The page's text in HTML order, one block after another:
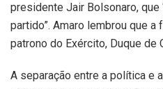
presidente Jair Bolsonaro, que
partido”. Amaro lembrou que a
patrono do Exército, Duque de
A separação entre a política e